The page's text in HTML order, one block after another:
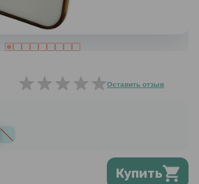
Оставить отзыв
Купить